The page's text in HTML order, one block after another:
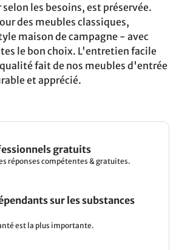
les besoins, est préservée.
des meubles classiques,
maison de campagne - avec
le bon choix. L'entretien facile
fait de nos meubles d'entrée
et apprécié.
gratuits
réponses compétentes & gratuites.
sur les substances
est la plus importante.